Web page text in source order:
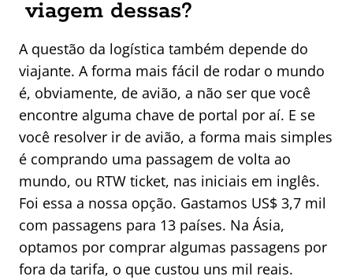
viagem dessas?
A questão da logística também depende do
viajante. A forma mais fácil de rodar o mundo
é, obviamente, de avião, a não ser que você
encontre alguma chave de portal por aí. E se
você resolver ir de avião, a forma mais simples
é comprando uma passagem de volta ao
mundo, ou RTW ticket, nas iniciais em inglês.
Foi essa a nossa opção. Gastamos US$ 3,7 mil
com passagens para 13 países. Na Ásia,
optamos por comprar algumas passagens por
fora da tarifa, o que custou uns mil reais.